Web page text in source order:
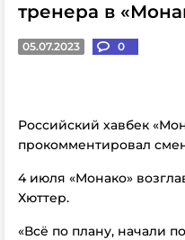
тренера в
05.07.2023 0
Российский хавбек
прокомментировал
4 июля «Монако»
Хюттер.
«Всё по плану, начали